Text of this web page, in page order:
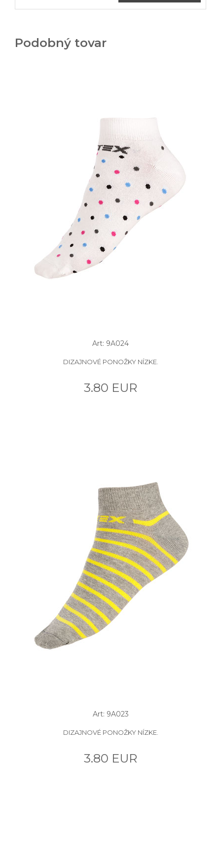
Podobný tovar
Art: 9A024
DIZAJNOVÉ PONOŽKY NÍZKE.
3.80 EUR
Art: 9A023
DIZAJNOVÉ PONOŽKY NÍZKE.
3.80 EUR